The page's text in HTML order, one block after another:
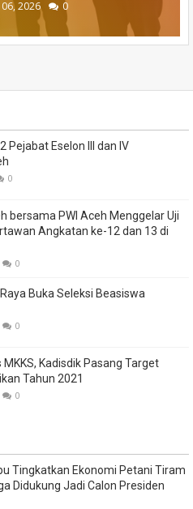
2026 0
2026 0
2026 0
2026 0
2026 0
Pejabat Eselon III dan IV
0
bersama PWI Aceh Menggelar Uji
Angkatan ke-12 dan 13 di
0
Buka Seleksi Beasiswa
0
Kadisdik Pasang Target
Tahun 2021
0
Tingkatkan Ekonomi Petani Tiram
Didukung Jadi Calon Presiden